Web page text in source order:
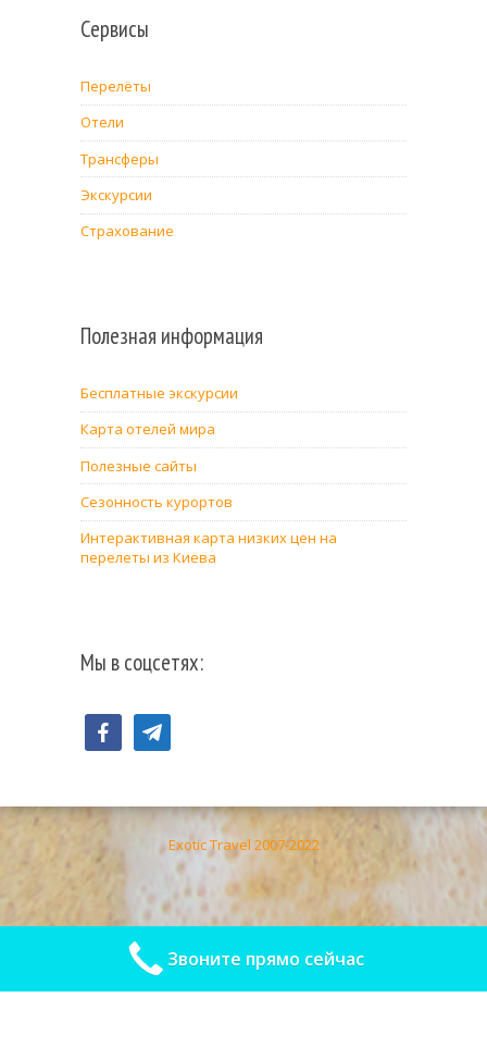
Сервисы
Перелёты
Отели
Трансферы
Экскурсии
Страхование
Полезная информация
Бесплатные экскурсии
Карта отелей мира
Полезные сайты
Сезонность курортов
Интерактивная карта низких цен на
перелеты из Киева
Мы в соцсетях:
facebooktelegram
Exotic Travel 2007-2022
Звоните прямо сейчас